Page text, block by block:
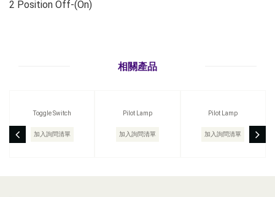
2 Position Off-(On)
相關產品
Toggle Switch
加入詢問清單
Pilot Lamp
加入詢問清單
Pilot Lamp
加入詢問清單